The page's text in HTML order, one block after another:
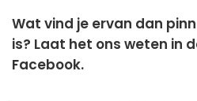
Wat vind je ervan dan
is? Laat het ons weten in
Facebook.